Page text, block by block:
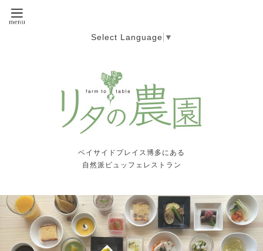
Select Language ▼
ベイサイドプレイス博多にある
自然派ビュッフェレストラン